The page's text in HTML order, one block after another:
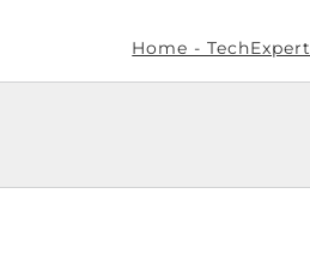
Home - TechExpert